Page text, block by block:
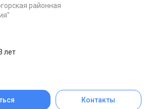
районная
лет
Контакты